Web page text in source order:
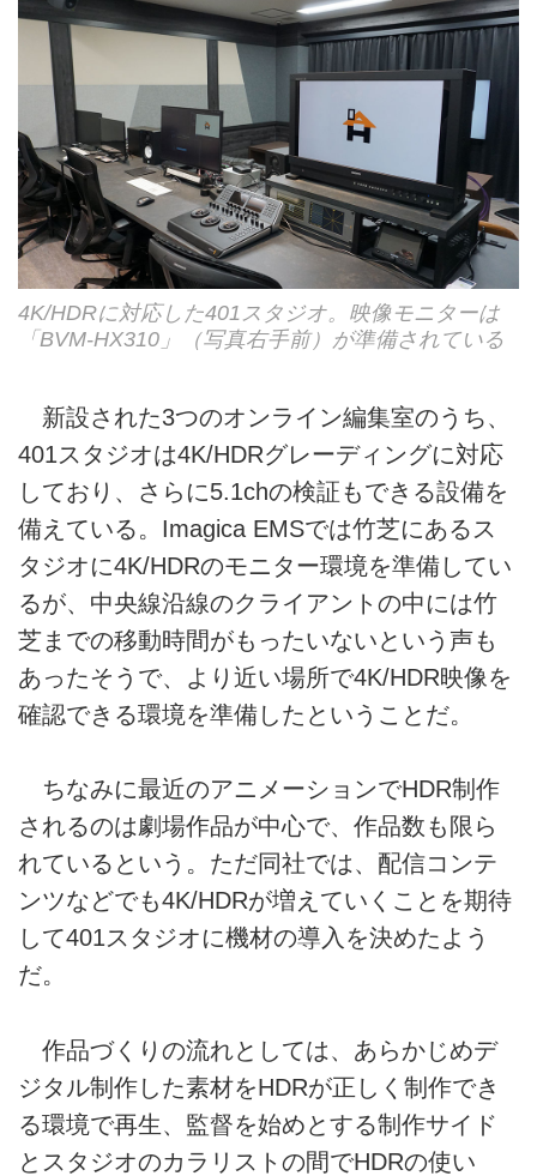
4K/HDRに対応した401スタジオ。映像モニターは
「BVM-HX310」（写真右手前）が準備されている
新設された3つのオンライン編集室のうち、
401スタジオは4K/HDRグレーディングに対応
しており、さらに5.1chの検証もできる設備を
備えている。Imagica EMSでは竹芝にあるス
タジオに4K/HDRのモニター環境を準備してい
るが、中央線沿線のクライアントの中には竹
芝までの移動時間がもったいないという声も
あったそうで、より近い場所で4K/HDR映像を
確認できる環境を準備したということだ。
ちなみに最近のアニメーションでHDR制作
されるのは劇場作品が中心で、作品数も限ら
れているという。ただ同社では、配信コンテ
ンツなどでも4K/HDRが増えていくことを期待
して401スタジオに機材の導入を決めたよう
だ。
作品づくりの流れとしては、あらかじめデ
ジタル制作した素材をHDRが正しく制作でき
る環境で再生、監督を始めとする制作サイド
とスタジオのカラリストの間でHDRの使い